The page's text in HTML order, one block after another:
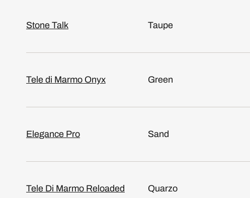
Stone Talk Taupe
Tele di Marmo Onyx Green
Elegance Pro Sand
Tele Di Marmo Reloaded Quarzo